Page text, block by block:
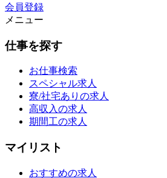
会員登録
メニュー
仕事を探す
お仕事検索
スペシャル求人
寮/社宅ありの求人
高収入の求人
期間工の求人
マイリスト
おすすめの求人